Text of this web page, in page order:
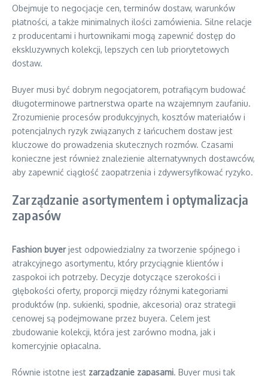
Obejmuje to negocjacje cen, terminów dostaw, warunków
płatności, a także minimalnych ilości zamówienia. Silne relacje
z producentami i hurtownikami mogą zapewnić dostęp do
ekskluzywnych kolekcji, lepszych cen lub priorytetowych
dostaw.
Buyer musi być dobrym negocjatorem, potrafiącym budować
długoterminowe partnerstwa oparte na wzajemnym zaufaniu.
Zrozumienie procesów produkcyjnych, kosztów materiałów i
potencjalnych ryzyk związanych z łańcuchem dostaw jest
kluczowe do prowadzenia skutecznych rozmów. Czasami
konieczne jest również znalezienie alternatywnych dostawców,
aby zapewnić ciągłość zaopatrzenia i zdywersyfikować ryzyko.
Zarządzanie asortymentem i optymalizacja
zapasów
Fashion buyerjest odpowiedzialny za tworzenie spójnego i
atrakcyjnego asortymentu, który przyciągnie klientów i
zaspokoi ich potrzeby. Decyzje dotyczące szerokości i
głębokości oferty, proporcji między różnymi kategoriami
produktów (np. sukienki, spodnie, akcesoria) oraz strategii
cenowej są podejmowane przez buyera. Celem jest
zbudowanie kolekcji, która jest zarówno modna, jak i
komercyjnie opłacalna.
Równie istotne jest zarządzanie zapasami. Buyer musi tak